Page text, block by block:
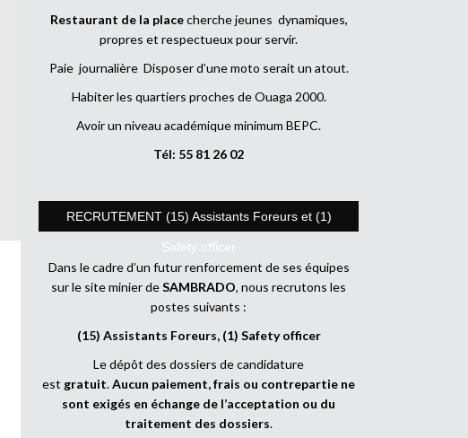
Restaurant de la placecherche jeunes dynamiques,
propres et respectueux pour servir.
Paie journalière Disposer d’une moto serait un atout.
Habiter les quartiers proches de Ouaga 2000.
Avoir un niveau académique minimum BEPC.
Tél: 55 81 26 02
RECRUTEMENT (15) Assistants Foreurs et (1)
Safety officer
Dans le cadre d’un futur renforcement de ses équipes
sur le site minier deSAMBRADO, nous recrutons les
postes suivants :
(15) Assistants Foreurs, (1) Safety officer
Le dépôt des dossiers de candidature
est gratuit.Aucun paiement, frais ou contrepartie ne
sont exigés en échange de l’acceptation ou du
traitement des dossiers.